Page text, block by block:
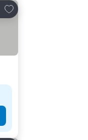
Adicionar aos favoritos